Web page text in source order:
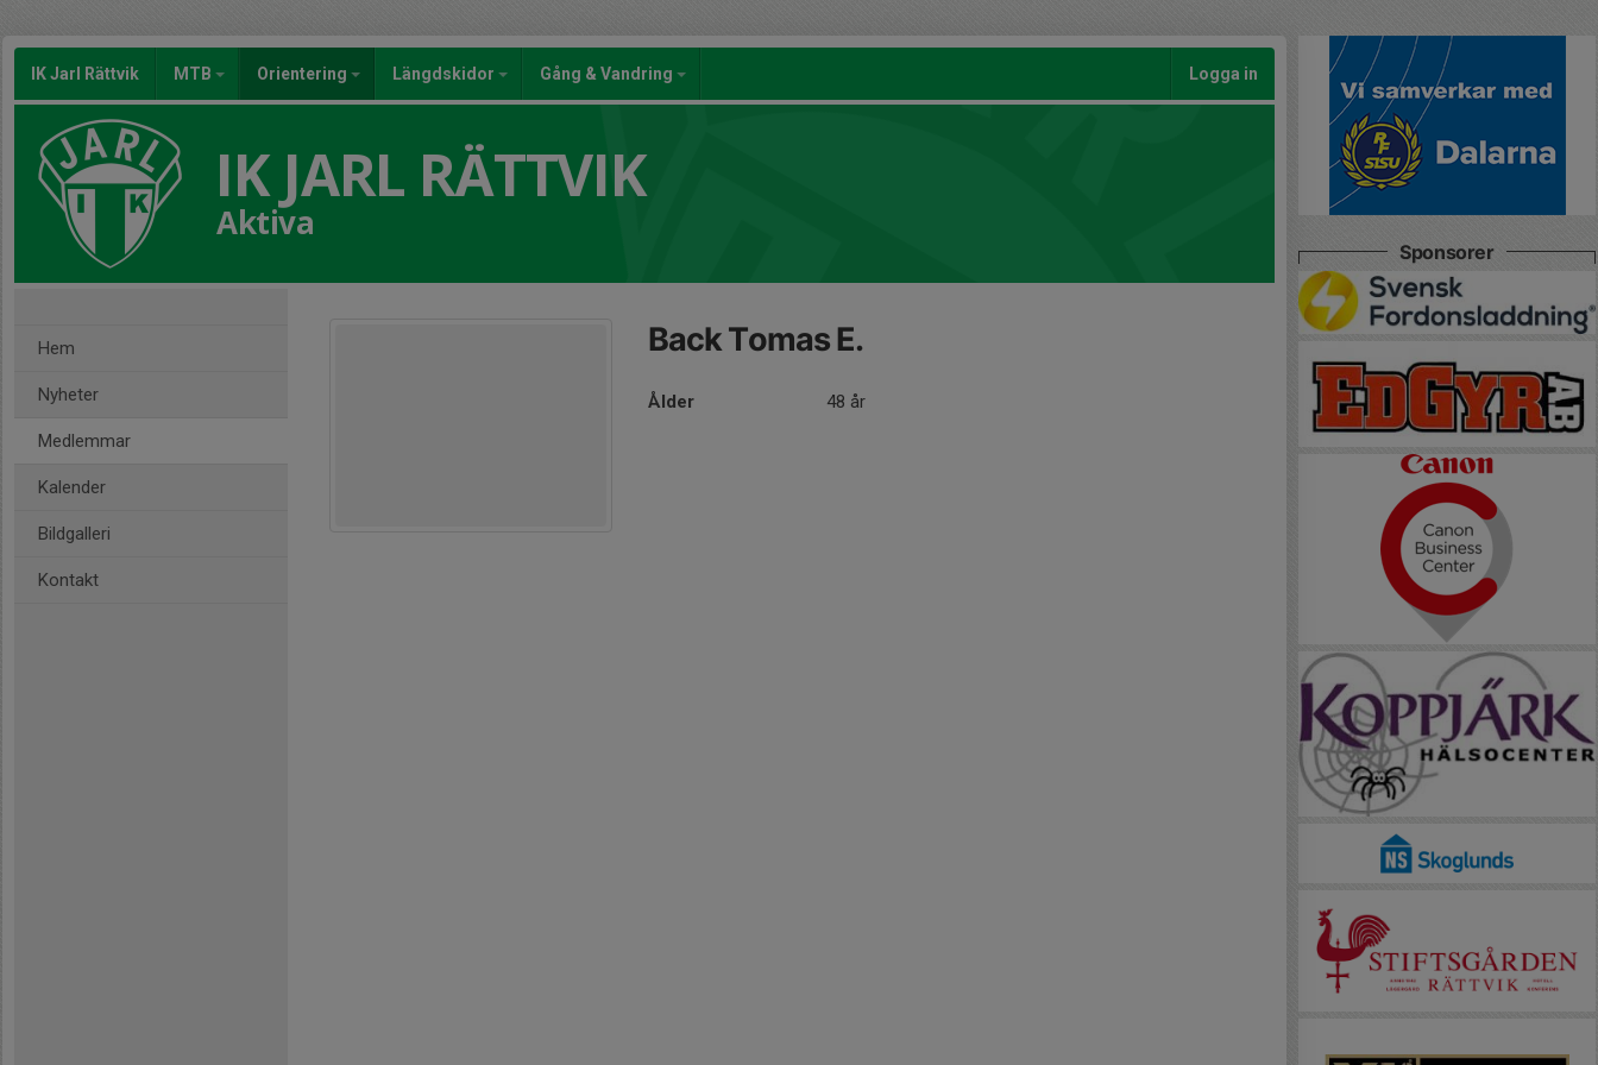
IK Jarl Rättvik MTB Orientering Längdskidor Gång & Vandring Logga in
IK JARL RÄTTVIK
Aktiva
Hem
Nyheter
Medlemmar
Kalender
Bildgalleri
Kontakt
Back Tomas E.
Ålder 48 år
Sponsorer